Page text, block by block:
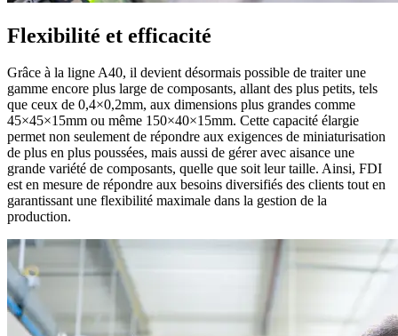
Flexibilité et efficacité
Grâce à la ligne A40, il devient désormais possible de traiter une
gamme encore plus large de composants, allant des plus petits, tels
que ceux de 0,4×0,2mm, aux dimensions plus grandes comme
45×45×15mm ou même 150×40×15mm. Cette capacité élargie
permet non seulement de répondre aux exigences de miniaturisation
de plus en plus poussées, mais aussi de gérer avec aisance une
grande variété de composants, quelle que soit leur taille. Ainsi, FDI
est en mesure de répondre aux besoins diversifiés des clients tout en
garantissant une flexibilité maximale dans la gestion de la
production.